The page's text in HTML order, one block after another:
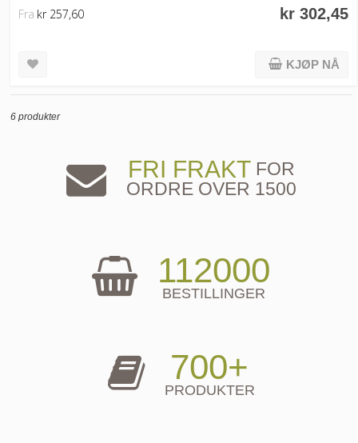
kr 302,45
Fra kr 257,60
KJØP NÅ
6 produkter
FRI FRAKTFOR
ORDRE OVER 1500
112000
BESTILLINGER
700+
PRODUKTER